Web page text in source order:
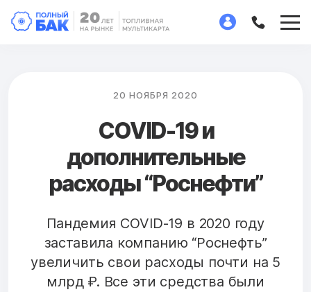
20 НОЯБРЯ 2020
COVID-19 и
дополнительные
расходы “Роснефти”
Пандемия COVID-19 в 2020 году
заставила компанию “Роснефть”
увеличить свои расходы почти на 5
млрд ₽. Все эти средства были